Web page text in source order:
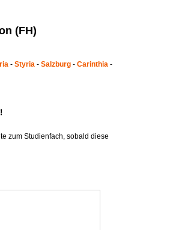
(FH)
- Styria - Salzburg - Carinthia -
zum Studienfach, sobald diese